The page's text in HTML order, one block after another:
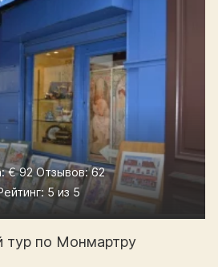
Цена: € 92 Отзывов: 62
5 из 5
тур по Монмартру